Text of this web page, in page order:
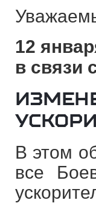
12
в связи
В этом
все